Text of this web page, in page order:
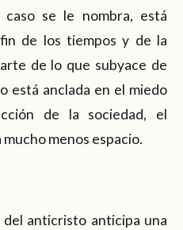
se le nombra, está
de los tiempos y de la
de lo que subyace de
está anclada en el miedo
de la sociedad, el
menos espacio.
anticristo anticipa una